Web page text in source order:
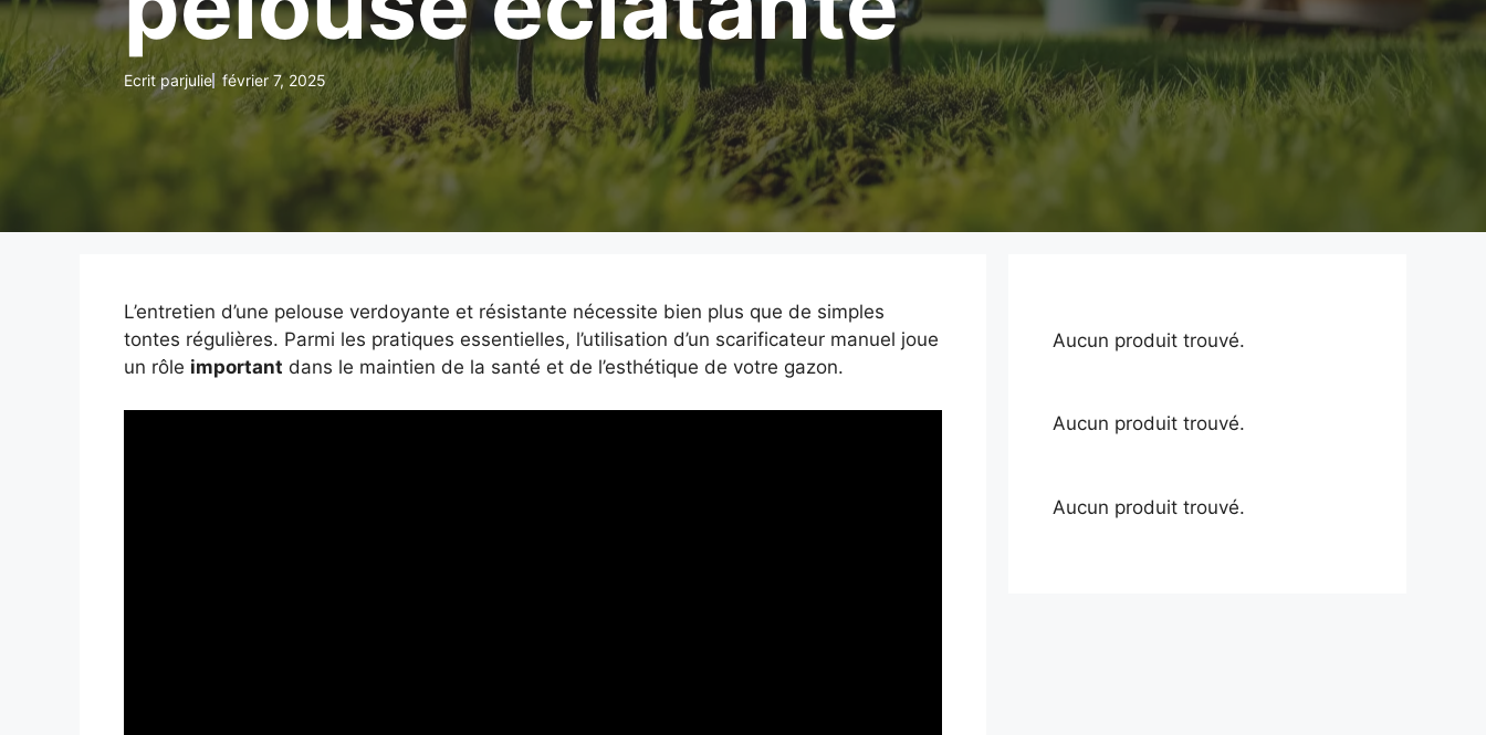
Ecrit parjulie février 7, 2025
L’entretien d’une pelouse verdoyante et résistante nécessite bien plus que de simples
tontes régulières. Parmi les pratiques essentielles, l’utilisation d’un scarificateur manuel joue
un rôle important dans le maintien de la santé et de l’esthétique de votre gazon.
Aucun produit trouvé.
Aucun produit trouvé.
Aucun produit trouvé.